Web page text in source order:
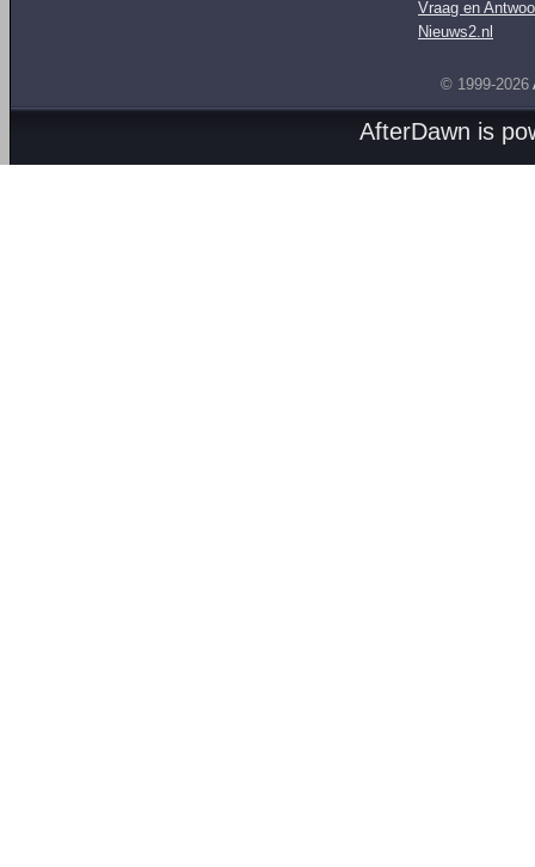
Vraag en
Nieuws2.nl
© 1999-2026
AfterDawn is